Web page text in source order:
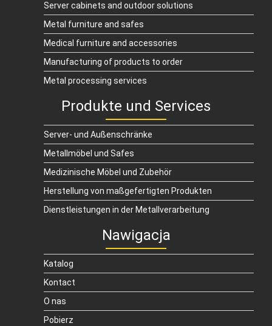
Server cabinets and outdoor solutions
Metal furniture and safes
Medical furniture and accessories
Manufacturing of products to order
Metal processing services
Produkte und Services
Server- und Außenschränke
Metallmöbel und Safes
Medizinische Möbel und Zubehör
Herstellung von maßgefertigten Produkten
Dienstleistungen in der Metallverarbeitung
Nawigacja
Katalog
Kontact
O nas
Pobierz